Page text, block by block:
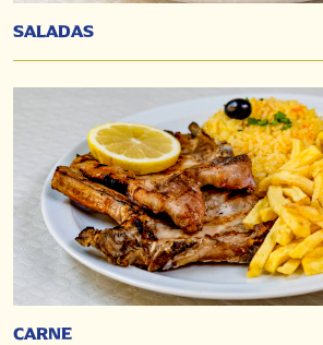
SALADAS
CARNE